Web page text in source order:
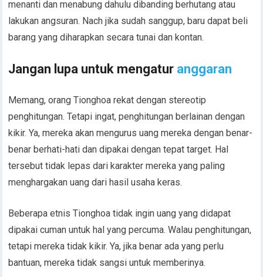
kikir. Ya, mereka akan mengurus uang mereka dengan benar-
benar berhati-hati dan dipakai dengan tepat target. Hal
menghargakan uang dari hasil usaha keras.
Beberapa etnis Tionghoa tidak ingin uang yang didapat
dipakai cuman untuk hal yang percuma. Walau penghitungan,
tetapi mereka tidak kikir. Ya, jika benar ada yang perlu
bantuan, mereka tidak sangsi untuk memberinya.
Jadi memang begitulah Dikenal Selalu Sukses, Begini Cara
Termasuk Lembaga Keuangan Bukan Bank Adalah ,Akuntan
Yang Bertugas Memeriksa Laporan Keuangan Sebuah
Perusahaan Disebut ,Akuntan Yang Mempunyai Hak Dalam